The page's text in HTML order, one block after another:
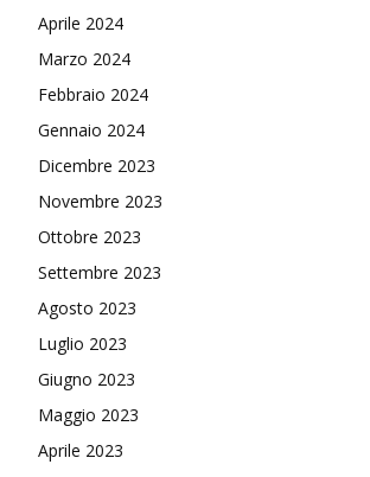
Aprile 2024
Marzo 2024
Febbraio 2024
Gennaio 2024
Dicembre 2023
Novembre 2023
Ottobre 2023
Settembre 2023
Agosto 2023
Luglio 2023
Giugno 2023
Maggio 2023
Aprile 2023